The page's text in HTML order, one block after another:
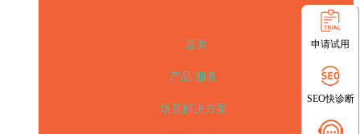
首页
产品/服务
场景解决方案
申请试用
SEO快诊断